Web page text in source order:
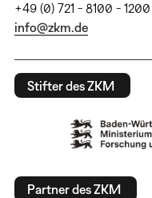
+49 (0) 721 - 8100 - 1200
info@zkm.de
Stifter des ZKM
Partner des ZKM